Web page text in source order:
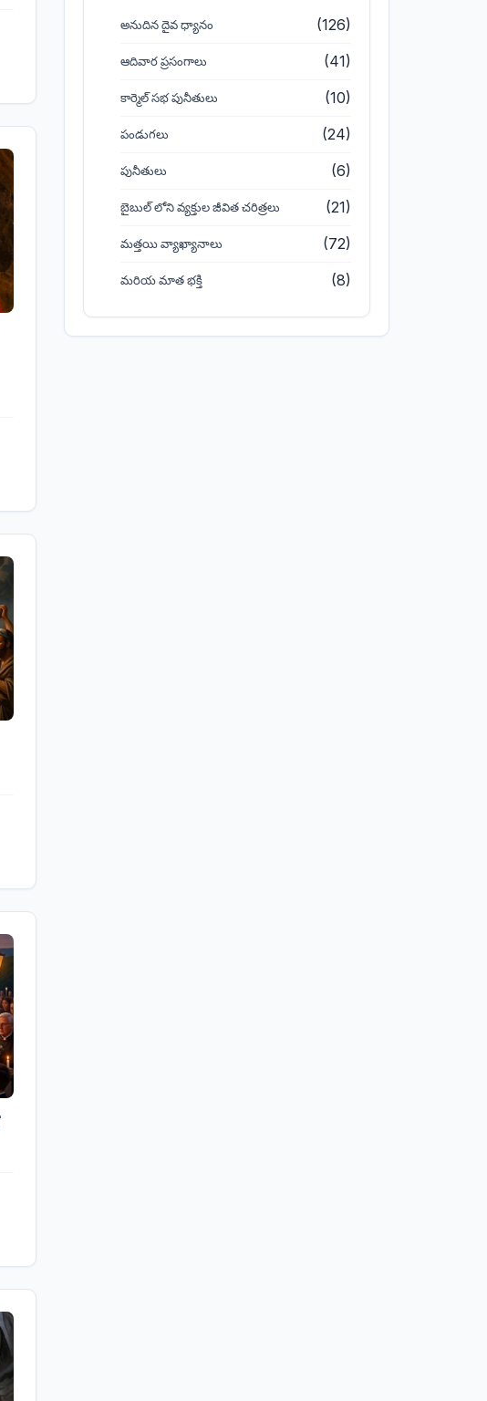
అనుదిన దైవ ధ్యానం (126)
ఆదివార ప్రసంగాలు (41)
కార్మెల్ సభ పునీతులు (10)
పండుగలు (24)
పునీతులు (6)
బైబుల్ లోని వ్యక్తుల జీవిత చరిత్రలు (21)
మత్తయి వ్యాఖ్యానాలు (72)
మరియ మాత భక్తి (8)